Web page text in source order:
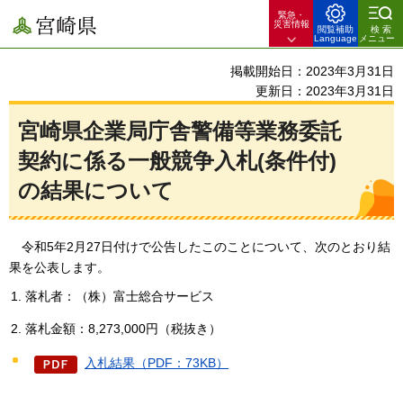
宮崎県
緊急・
災害情報
閲覧補助
Language
検索
メニュー
掲載開始日：2023年3月31日
更新日：2023年3月31日
宮崎県企業局庁舎警備等業務委託
契約に係る一般競争入札(条件付)
の結果について
令和5年2 月27日付けで公告したこのことについて、次のとおり結
果を公表します。
落札者：（株）富士総合サービス
落札金額：8,273,000円（税抜き）
入札結果（PDF：73KB）